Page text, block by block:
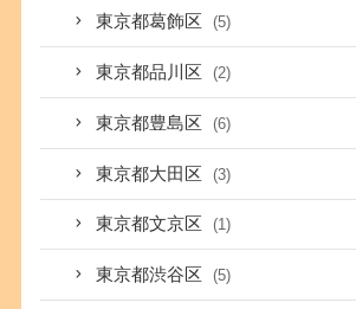
東京都葛飾区 (5)
東京都品川区 (2)
東京都豊島区 (6)
東京都大田区 (3)
東京都文京区 (1)
東京都渋谷区 (5)